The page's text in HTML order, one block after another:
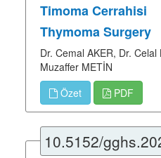
Timoma Cerrahisi
Thymoma Surgery
Dr. Cemal AKER, Dr.
Muzaffer METİN
Özet
PDF
10.5152/